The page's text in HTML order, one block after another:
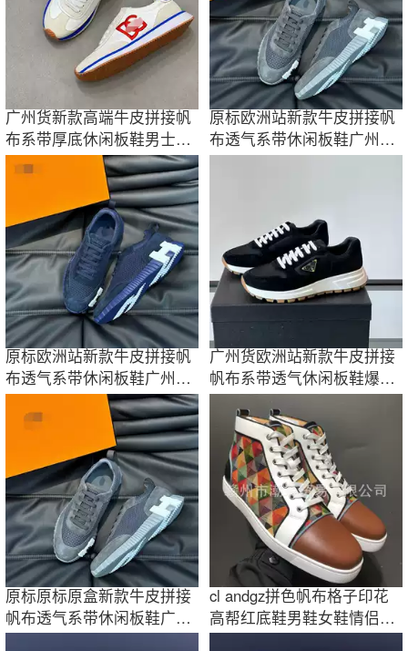
广州货新款高端牛皮拼接帆
布系带厚底休闲板鞋男士帅
气
原标欧洲站新款牛皮拼接帆
布透气系带休闲板鞋广州外
贸男鞋
原标欧洲站新款牛皮拼接帆
布透气系带休闲板鞋广州外
贸男鞋
广州货欧洲站新款牛皮拼接
帆布系带透气休闲板鞋爆款
男鞋
原标原标原盒新款牛皮拼接
帆布透气系带休闲板鞋广州
外贸男鞋
cl andgz拼色帆布格子印花
高帮红底鞋男鞋女鞋情侣板
鞋运动休闲鞋